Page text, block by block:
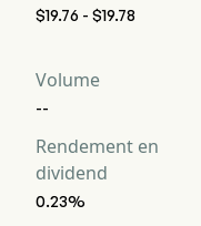
$19.76 - $19.78
Volume
--
Rendement en
dividend
0.23%